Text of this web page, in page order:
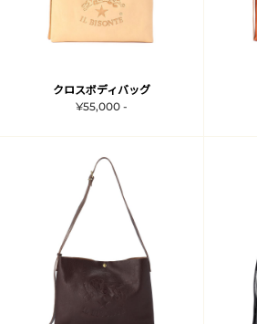
クロスボディバッグ
¥55,000 -